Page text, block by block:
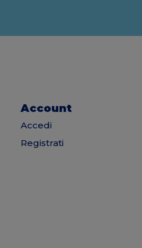
Account
Accedi
Registrati